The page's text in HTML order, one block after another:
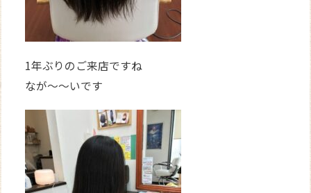
1年ぶりのご来店ですね
なが～～いです